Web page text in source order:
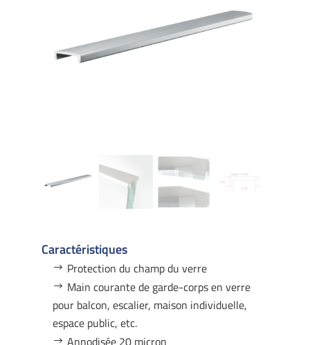
Caractéristiques
Protection du champ du verre
Main courante de garde-corps en verre
pour balcon, escalier, maison individuelle,
espace public, etc.